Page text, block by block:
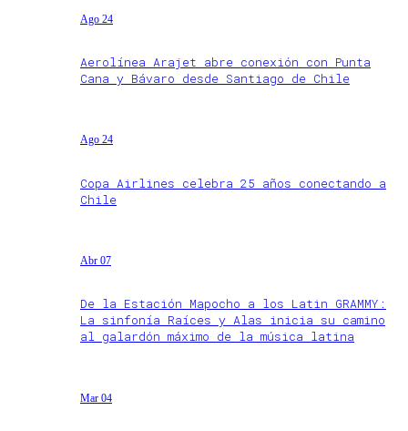
Ago 24
Aerolínea Arajet abre conexión con Punta
Cana y Bávaro desde Santiago de Chile
Ago 24
Copa Airlines celebra 25 años conectando a
Chile
Abr 07
De la Estación Mapocho a los Latin GRAMMY:
La sinfonía Raíces y Alas inicia su camino
al galardón máximo de la música latina
Mar 04